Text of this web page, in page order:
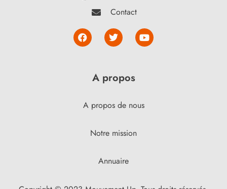
Contact
A propos
A propos de nous
Notre mission
Annuaire